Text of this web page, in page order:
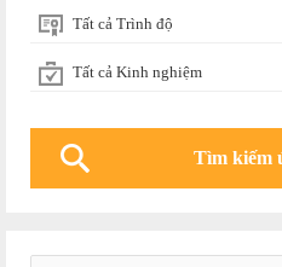
Tất cả Trình độ
Tất cả Kinh nghiệm